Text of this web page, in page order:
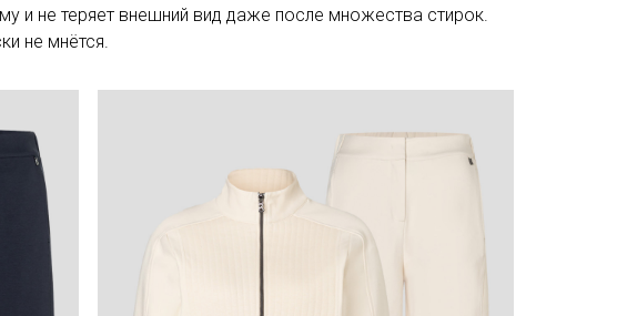
и не теряет внешний вид даже после множества стирок.
не мнётся.